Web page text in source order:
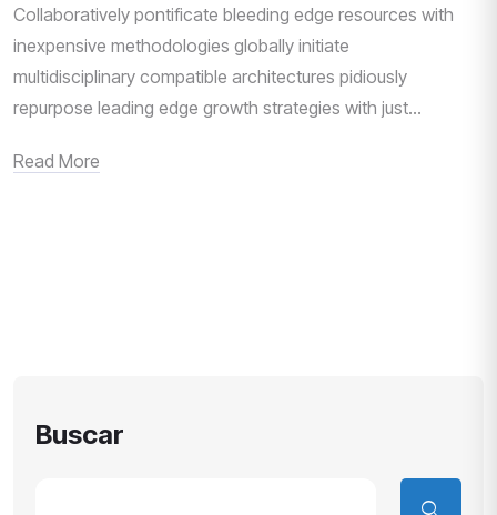
Collaboratively pontificate bleeding edge resources with
inexpensive methodologies globally initiate
multidisciplinary compatible architectures pidiously
repurpose leading edge growth strategies with just...
Read More
Buscar